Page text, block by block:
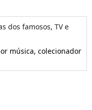
dos famosos, TV e
música, colecionador